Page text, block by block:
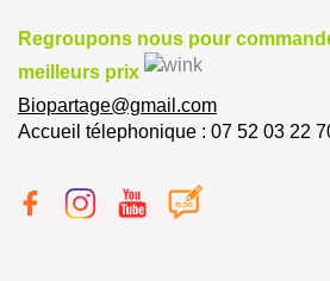
Regroupons nous pour
meilleurs prix
Biopartage@gmail.com
Accueil télephonique : 07 52 03 22